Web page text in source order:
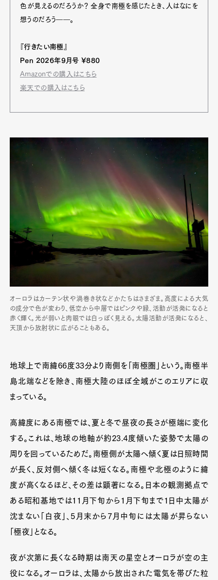
Pen Membership
Magazine
Official Columnist
Pen Meet
Pen international Pen tw
色が見えるのだろうか？ 全身で南極を感じたとき、人はなにを
想うのだろう――。
『行きたい南極』
Pen 2026年9月号 ¥880
Amazonでの購入はこちら
楽天での購入はこちら
オーロラはカーテン状や渦巻き状などかたちはさまざま。高度による大気
の成分で色が変わり、低空から中層ではピンクや緑、活動が活発になると
赤く輝く。光が弱いと肉眼では白っぽく見える。太陽活動が活発になると、
天頂から放射状に広がることもある。
地球上で南緯66度33分より南側を「南極圏」という。南極半
島北端などを除き、南極大陸のほぼ全域がこのエリアに収
まっている。
高緯度にある南極では、夏と冬で昼夜の長さが極端に変化
する。これは、地球の地軸が約23.4度傾いた姿勢で太陽の
周りを回っているためだ。南極側が太陽へ傾く夏は日照時間
が長く、反対側へ傾く冬は短くなる。南極や北極のように緯
度が高くなるほど、その差は顕著になる。日本の観測拠点で
ある昭和基地では11月下旬から1月下旬まで1日中太陽が
沈まない「白夜」、5月末から7月中旬には太陽が昇らない
「極夜」となる。
夜が次第に長くなる時期は南天の星空とオーロラが空の主
役になる。オーロラは、太陽から放出された電気を帯びた粒